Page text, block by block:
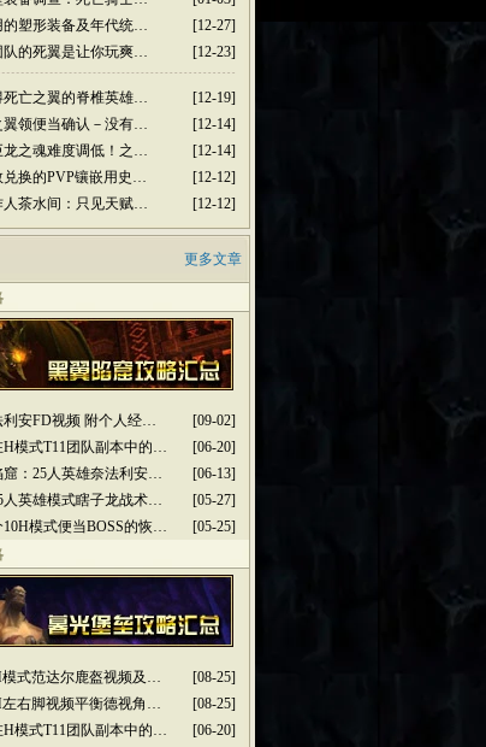
[12-27]
的塑形装备及年代统…
[12-23]
队的死翼是让你玩爽…
[12-19]
死亡之翼的脊椎英雄…
[12-14]
翼领便当确认－没有…
[12-14]
龙之魂难度调低！之…
[12-12]
兑换的PVP镶嵌用史…
[12-12]
人茶水间：只见天赋…
更多文章
[09-02]
利安FD视频 附个人经…
[06-20]
H模式T11团队副本中的…
[06-13]
窟：25人英雄奈法利安…
[05-27]
人英雄模式瞎子龙战术…
[05-25]
10H模式便当BOSS的恢…
[08-25]
模式范达尔鹿盔视频及…
[08-25]
左右脚视频平衡德视角…
[06-20]
H模式T11团队副本中的…